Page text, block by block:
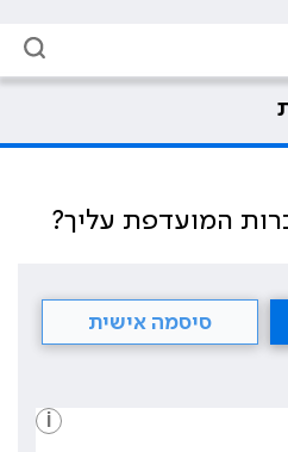
המועדפת עליך?
סיסמה אישית
i